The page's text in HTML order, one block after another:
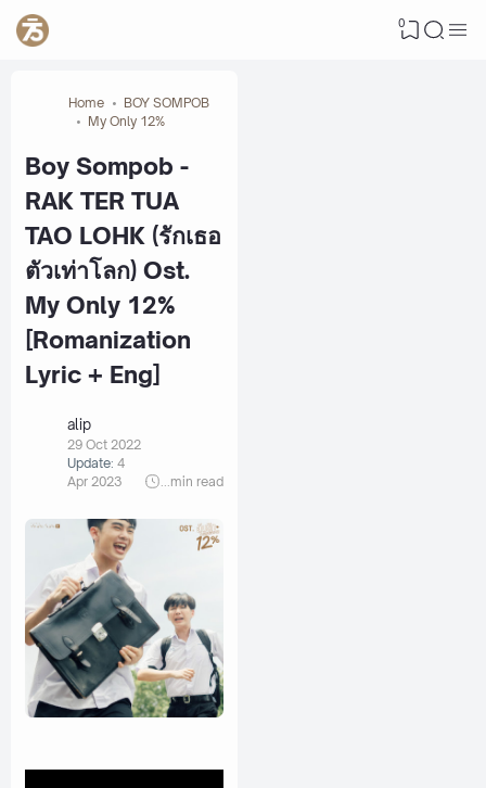
0
Home
BOY SOMPOB
My Only 12%
Boy Sompob -
RAK TER TUA
TAO LOHK (รักเธอ
ตัวเท่าโลก) Ost.
My Only 12%
[Romanization
Lyric + Eng]
alip
29 Oct 2022
Update: 4
Apr 2023
min read